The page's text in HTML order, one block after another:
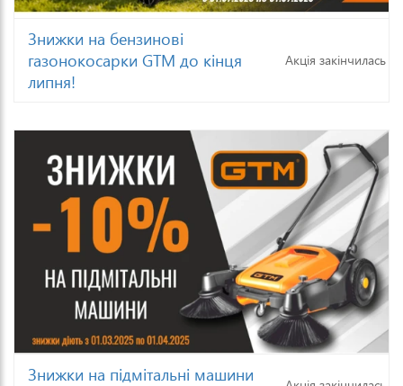
Знижки на бензинові
газонокосарки GTM до кінця
липня!
Акція закінчилась
Знижки на підмітальні машини